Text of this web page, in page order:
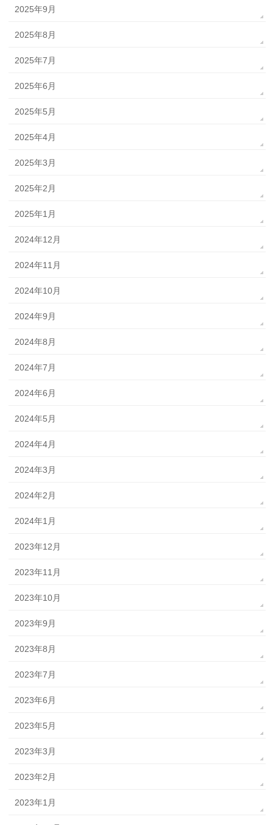
2025年9月
2025年8月
2025年7月
2025年6月
2025年5月
2025年4月
2025年3月
2025年2月
2025年1月
2024年12月
2024年11月
2024年10月
2024年9月
2024年8月
2024年7月
2024年6月
2024年5月
2024年4月
2024年3月
2024年2月
2024年1月
2023年12月
2023年11月
2023年10月
2023年9月
2023年8月
2023年7月
2023年6月
2023年5月
2023年3月
2023年2月
2023年1月